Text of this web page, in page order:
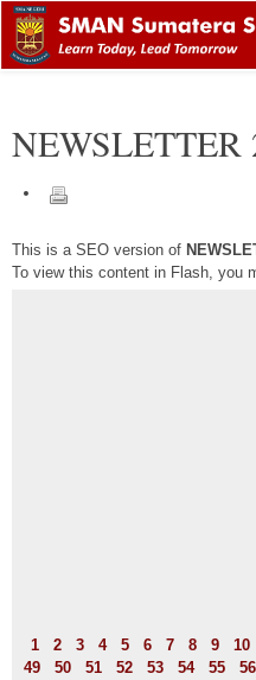
This is a SEO version of
To view this content in Flash, you
1 2 3 4 5 6 7 8 9 10
49
50 51 52 53 54 55 56